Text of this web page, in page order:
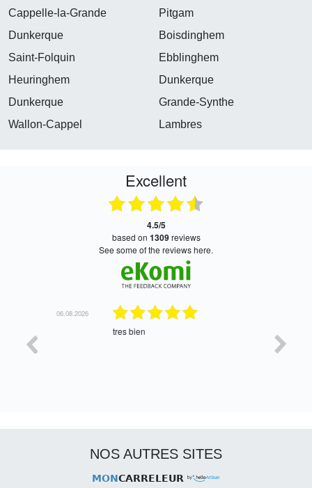
Cappelle-la-Grande
Pitgam
Dunkerque
Boisdinghem
Saint-Folquin
Ebblinghem
Heuringhem
Dunkerque
Dunkerque
Grande-Synthe
Wallon-Cappel
Lambres
Excellent
4.5/5
based on 1309reviews
see some of the reviews here.
NOS AUTRES SITES
MONCARRELEUR